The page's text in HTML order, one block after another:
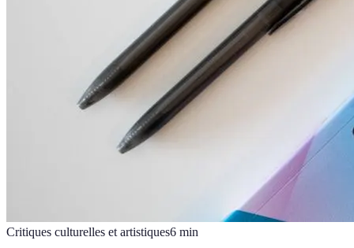
Critiques culturelles et artistiques6 min